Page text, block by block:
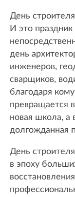
День
И это
день
инженеров,
сварщиков,
благодаря
превращается
новая школа, а
долгожданная
День
в эпоху